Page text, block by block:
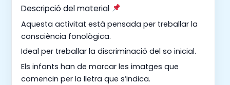
Descripció del material
Aquesta activitat està pensada per treballar la
consciència fonològica.
Ideal per treballar la discriminació del so inicial.
Els infants han de marcar les imatges que
comencin per la lletra que s’indica.